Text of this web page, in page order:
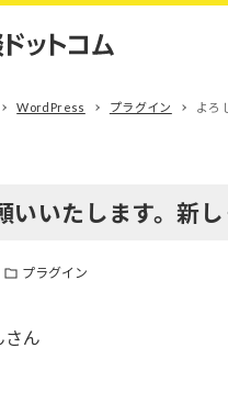
WordPress プラグイン よろ
いいたします。新
プラグイン
さん